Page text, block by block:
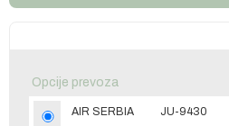
Opcije prevoza
AIR SERBIA
JU-9430